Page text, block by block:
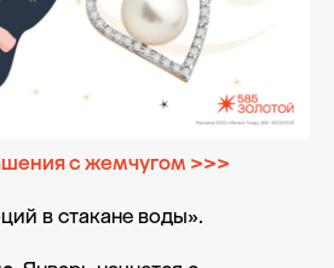
с жемчугом >>>
в стакане воды».